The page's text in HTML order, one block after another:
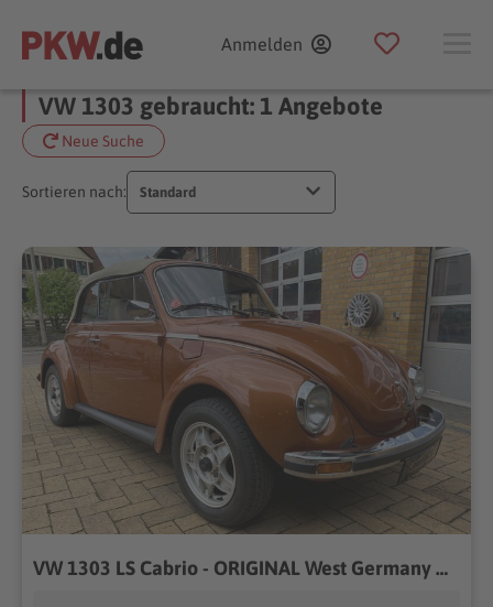
Anmelden
VW 1303 gebraucht: 1 Angebote
Neue Suche
Sortieren nach: Standard
VW 1303 LS Cabrio - ORIGINAL West Germany Osnabrück